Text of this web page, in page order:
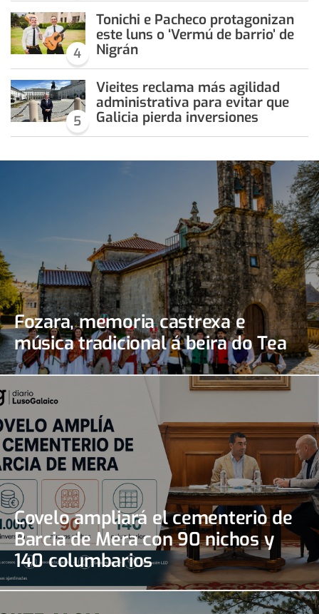
4
Tonichi e Pacheco protagonizan
este luns o ‘Vermú de barrio’ de
Nigrán
5
Vieites reclama más agilidad
administrativa para evitar que
Galicia pierda inversiones
Fozara, memoria castrexa e
música tradicional á beira do Tea
Covelo ampliará el cementerio de
Barcia de Mera con 90 nichos y
140 columbarios